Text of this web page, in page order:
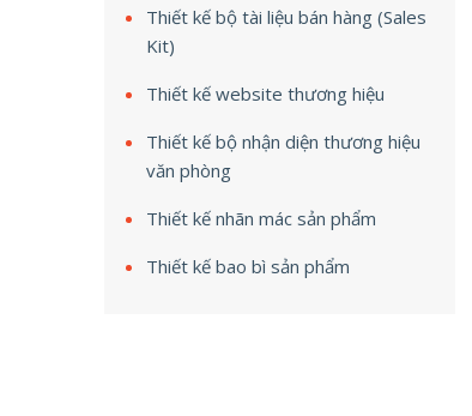
Thiết kế bộ tài liệu bán hàng (Sales
Kit)
Thiết kế website thương hiệu
Thiết kế bộ nhận diện thương hiệu
văn phòng
Thiết kế nhãn mác sản phẩm
Thiết kế bao bì sản phẩm